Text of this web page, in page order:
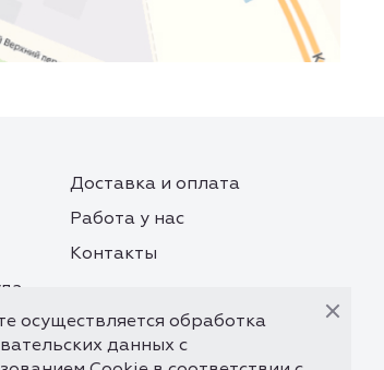
Доставка и оплата
Работа у нас
Контакты
осуществляется обработка
данных с